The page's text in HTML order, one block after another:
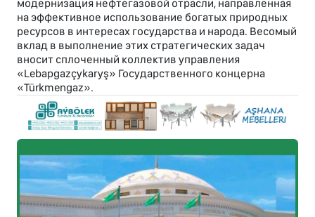
модернизация нефтегазовой отрасли, направленная
на эффективное использование богатых природных
ресурсов в интересах государства и народа. Весомый
вклад в выполнение этих стратегических задач
вносит сплоченный коллектив управления
«Lebapgazçykaryş» Государственного концерна
«Türkmengaz».